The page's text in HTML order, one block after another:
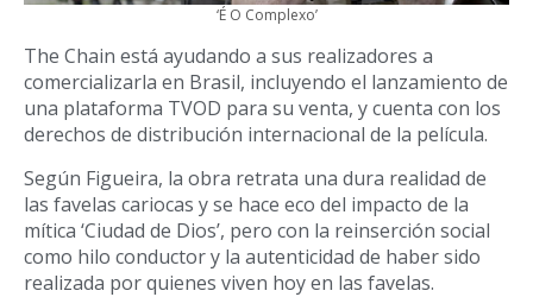
‘É O Complexo’
The Chain está ayudando a sus realizadores a
comercializarla en Brasil, incluyendo el lanzamiento de
una plataforma TVOD para su venta, y cuenta con los
derechos de distribución internacional de la película.
Según Figueira, la obra retrata una dura realidad de
las favelas cariocas y se hace eco del impacto de la
mítica ‘Ciudad de Dios’, pero con la reinserción social
como hilo conductor y la autenticidad de haber sido
realizada por quienes viven hoy en las favelas.